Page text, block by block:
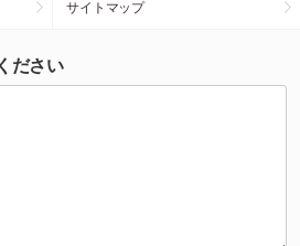
サイトマップ
ださい